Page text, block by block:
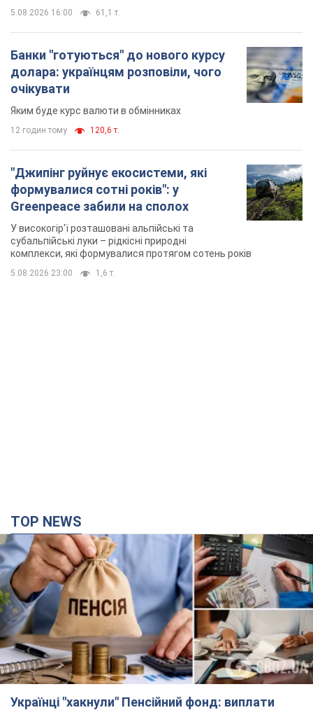
5.08.2026 16:00 61,1 т.
Банки "готуються" до нового курсу
долара: українцям розповіли, чого
очікувати
Яким буде курс валюти в обмінниках
12 годин тому 120,6 т.
"Джипінг руйнує екосистеми, які
формувалися сотні років": у
Greenpeace забили на сполох
У високогір'ї розташовані альпійські та
субальпійські луки – рідкісні природні
комплекси, які формувалися протягом сотень років
5.08.2026 23:00 1,6 т.
TOP NEWS
Українці "хакнули" Пенсійний фонд: виплати